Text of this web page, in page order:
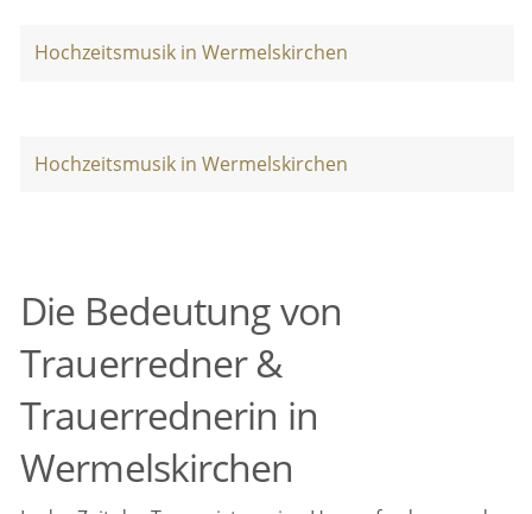
Hochzeitsmusik in Wermelskirchen
Hochzeitsmusik in Wermelskirchen
Die Bedeutung von
Trauerredner &
Trauerrednerin in
Wermelskirchen